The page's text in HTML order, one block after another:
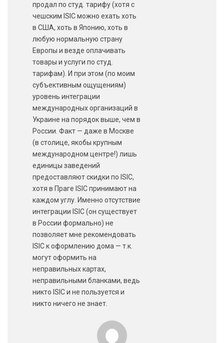
продал по студ. тарифу (хотя с
чешским ISIC можно ехать хоть
в США, хоть в Японию, хоть в
любую нормальную страну
Европы и везде оплачивать
товары и услуги по студ.
тарифам). И при этом (по моим
субъективным ощущениям)
уровень интеграции
международных организаций в
Украине на порядок выше, чем в
России. Факт — даже в Москве
(в столице, якобы крупным
международном центре!) лишь
единицы заведений
предоставляют скидки по ISIC,
хотя в Праге ISIC принимают на
каждом углу. Именно отсутствие
интеграции ISIC (он существует
в России формально) не
позволяет мне рекомендовать
ISIC к оформлению дома — т.к.
могут оформить на
неправильных картах,
неправильными бланками, ведь
никто ISIC и не пользуется и
никто ничего не знает.